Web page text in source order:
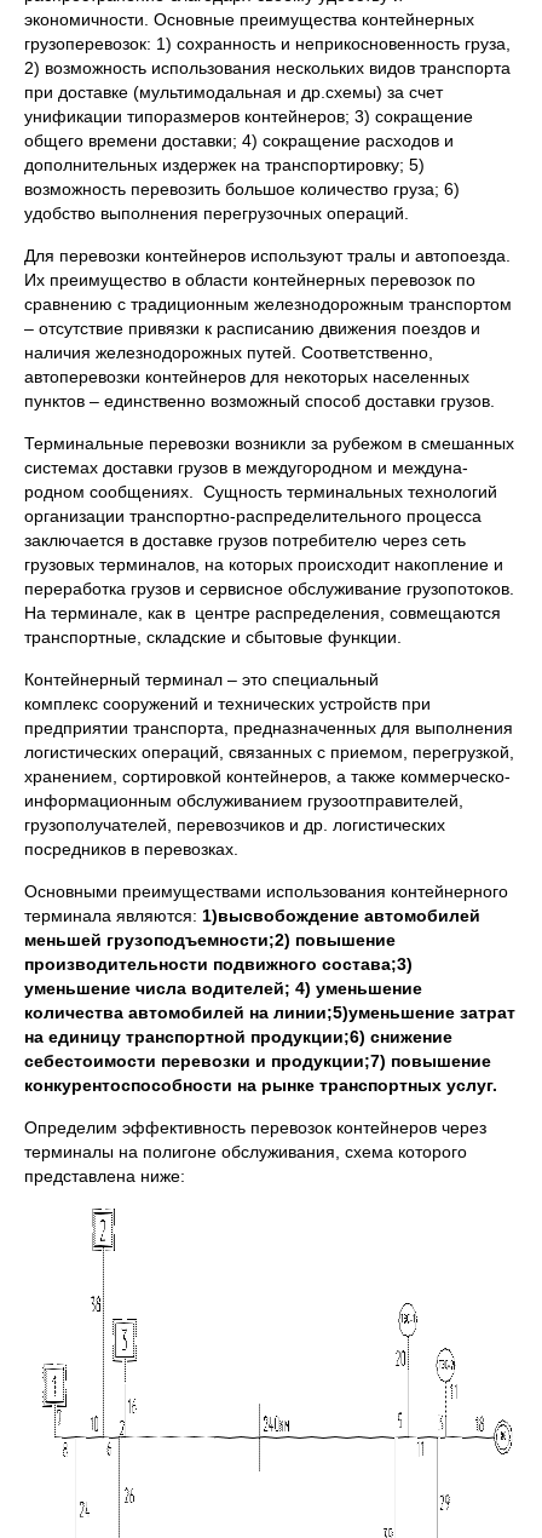
экономичности. Основные преимущества контейнерных
грузоперевозок: 1) сохранность и неприкосновенность груза,
2) возможность использования нескольких видов транспорта
при доставке (мультимодальная и др.схемы) за счет
унификации типоразмеров контейнеров; 3) сокращение
общего времени доставки; 4) сокращение расходов и
дополнительных издержек на транспортировку; 5)
возможность перевозить большое количество груза; 6)
удобство выполнения перегрузочных операций.
Для перевозки контейнеров используют тралы и автопоезда.
Их преимущество в области контейнерных перевозок по
сравнению с традиционным железнодорожным транспортом
– отсутствие привязки к расписанию движения поездов и
наличия железнодорожных путей. Соответственно,
автоперевозки контейнеров для некоторых населенных
пунктов – единственно возможный способ доставки грузов.
Терминальные перевозки возникли за рубежом в смешанных
системах доставки грузов в междугородном и междуна­
родном сообщениях. Сущность терминальных технологий
организации транспортно-распределительного процесса
заключается в доставке грузов потребителю через сеть
грузовых терминалов, на которых происходит накопление и
переработка грузов и сервисное обслуживание грузопотоков.
На терминале, как в центре распределения, совмещаются
транспортные, склад­ские и сбытовые функции.
Контейнерный терминал – это специальный
комплекс сооружений и технических устройств при
предприятии транспорта, предназначенных для выполнения
логистических операций, связанных с приемом, перегрузкой,
хранением, сортировкой контейнеров, а также коммерческо-
информационным обслуживанием грузоотправителей,
грузополучателей, перевозчиков и др. логистических
посредников в перевоз­ках.
Основными преимуществами использования контейнерного
терминала являются: 1)высвобождение автомобилей
меньшей грузоподъемности;2) повышение
производительности подвижного состава;3)
уменьшение числа водителей; 4) уменьшение
количества автомобилей на линии;5)уменьшение затрат
на единицу транспортной продукции;6) снижение
себестоимости перевозки и продукции;7) повышение
конкурентоспособности на рынке транспортных услуг.
Определим эффективность перевозок контейнеров через
терминалы на полигоне обслуживания, схема которого
представлена ниже: